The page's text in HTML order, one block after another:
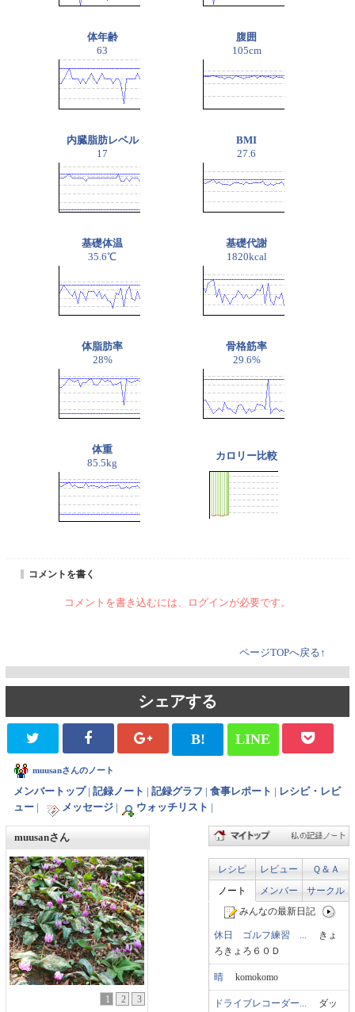
体年齢
63
腹囲
105cm
内臓脂肪レベル
17
BMI
27.6
基礎体温
35.6℃
基礎代謝
1820kcal
体脂肪率
28%
骨格筋率
29.6%
体重
85.5kg
カロリー比較
コメントを書く
コメントを書き込むには、ログインが必要です。
ページTOPへ戻る↑
シェアする
B! LINE
muusanさんのノート
メンバートップ| 記録ノート 記録グラフ 食事レポート
レシピ・レビ
ュー
メッセージ ウォッチリスト
muusanさん
1 2
3
レシピ レビュー
Ｑ＆Ａ
ノート
メンバー
サークル
みんなの最新日記
休日 ゴルフ練習 ...
きょ
ろきょろ６０Ｄ
晴 komokomo
ドライブレコーダー...
ダッ